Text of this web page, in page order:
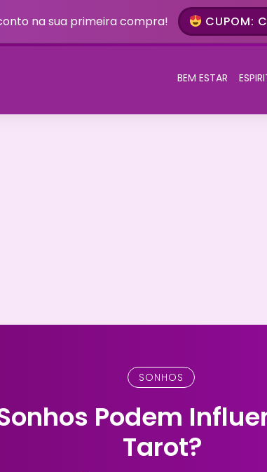
na sua primeira compra! CUPOM:
BEM ESTAR
SONHOS
Podem
Tarot?